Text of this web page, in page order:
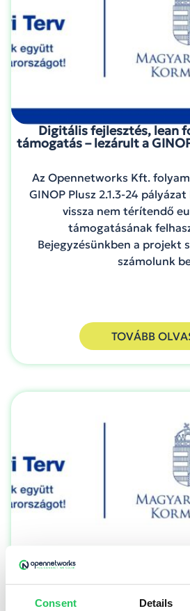
Consent Details
Digitális fejlesztés, lean
támogatás – lezárult a
Az Opennetworks Kft.
GINOP Plusz 2.1.3-24
vissza nem térítendő
támogatásának
Bejegyzésünkben a projekt
számolunk
TOVÁBB
AI-támogatott